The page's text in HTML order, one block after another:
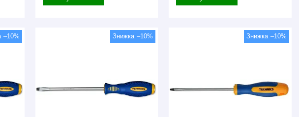
–10% –10% –10%